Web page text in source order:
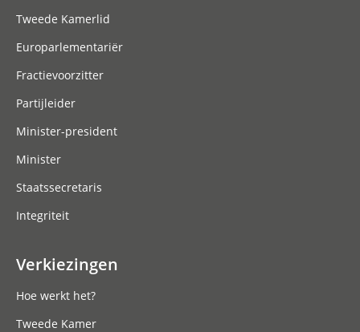
Tweede Kamerlid
Europarlementariër
Fractievoorzitter
Partijleider
Minister-president
Minister
Staatssecretaris
Integriteit
Verkiezingen
Hoe werkt het?
Tweede Kamer